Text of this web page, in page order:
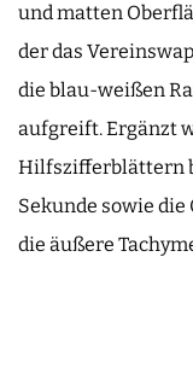
und matten
der das
die blau-weißen
aufgreift. Ergänzt
Hilfszifferblättern
Sekunde sowie
die äußere